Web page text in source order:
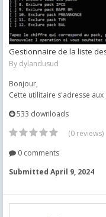
Gestionnaire de la liste
By dylandusud
Bonjour,
Cette utilitaire s'adresse
533 downloads
(0 reviews)
0 comments
Submitted April 9, 2024